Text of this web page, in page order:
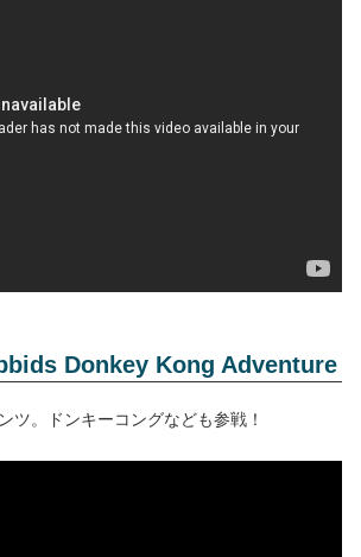
Donkey Kong Adventure
ツ。ドンキーコングなども参戦！